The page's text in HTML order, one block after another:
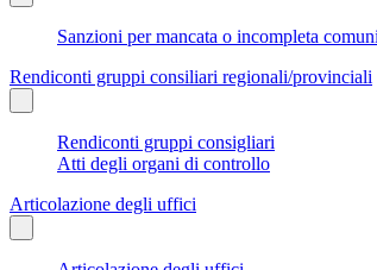
Sanzioni per mancata o incompleta
Rendiconti gruppi consiliari regionali/provinciali
Rendiconti gruppi consigliari
Atti degli organi di controllo
Articolazione degli uffici